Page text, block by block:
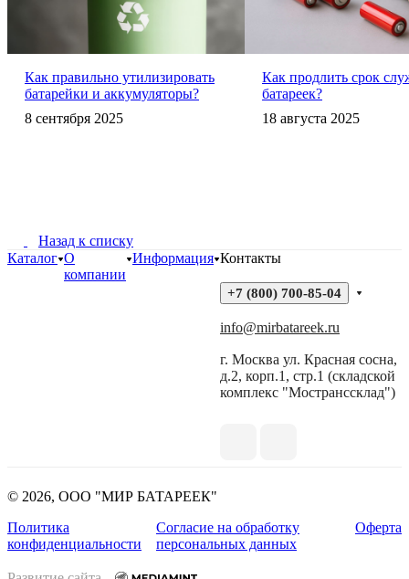
Как правильно утилизировать
батарейки и аккумуляторы?
8 сентября 2025
Как продлить срок
батареек?
18 августа 2025
Назад к списку
Каталог О
компании
Информация Контакты
+7 (800) 700-85-04
info@mirbatareek.ru
г. Москва ул. Красная сосна,
д.2, корп.1, стр.1 (складской
комплекс "Мостранссклад")
© 2026, ООО "МИР БАТАРЕЕК"
Политика
конфиденциальности
Согласие на обработку
персональных данных
Оферта